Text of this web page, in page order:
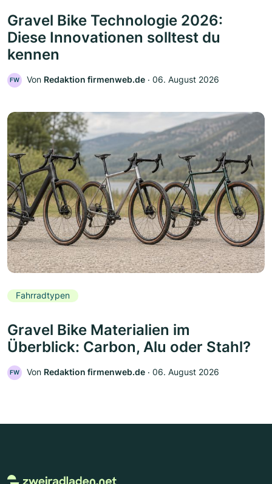
Gravel Bike Technologie 2026:
Diese Innovationen solltest du
kennen
FW Von Redaktion firmenweb.de ‧ 06. August 2026
Fahrradtypen
Gravel Bike Materialien im
Überblick: Carbon, Alu oder Stahl?
FW Von Redaktion firmenweb.de ‧ 06. August 2026